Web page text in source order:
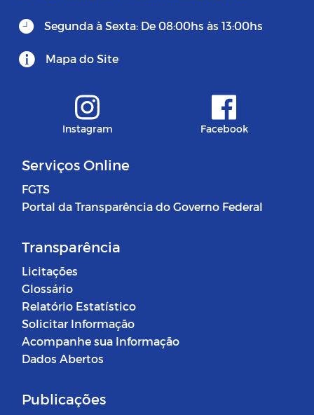
Segunda à Sexta: De 08:00hs às 13:00hs
Mapa do Site
Instagram Facebook
Serviços Online
FGTS
Portal da Transparência do Governo Federal
Transparência
Licitações
Glossário
Relatório Estatístico
Solicitar Informação
Acompanhe sua Informação
Dados Abertos
Publicações